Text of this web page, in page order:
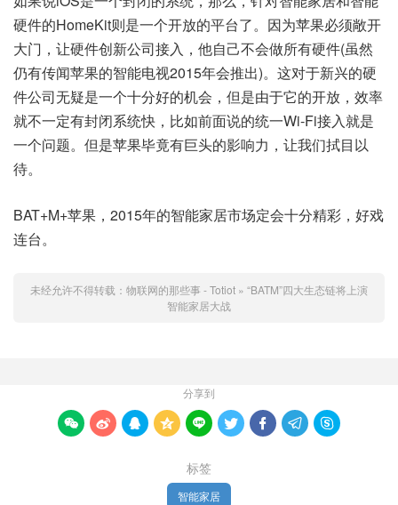
硬件的HomeKit则是一个开放的平台了。因为苹果必须敞开
大门，让硬件创新公司接入，他自己不会做所有硬件(虽然
仍有传闻苹果的智能电视2015年会推出)。这对于新兴的硬
件公司无疑是一个十分好的机会，但是由于它的开放，效率
就不一定有封闭系统快，比如前面说的统一Wi-Fi接入就是
一个问题。但是苹果毕竟有巨头的影响力，让我们拭目以
待。
BAT+M+苹果，2015年的智能家居市场定会十分精彩，好戏
连台。
未经允许不得转载： 物联网的那些事 - Totiot » “BATM”四大生态链将上演
智能家居大战
分享到
        
标签
智能家居